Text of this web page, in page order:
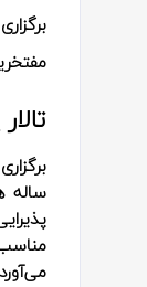
ساله